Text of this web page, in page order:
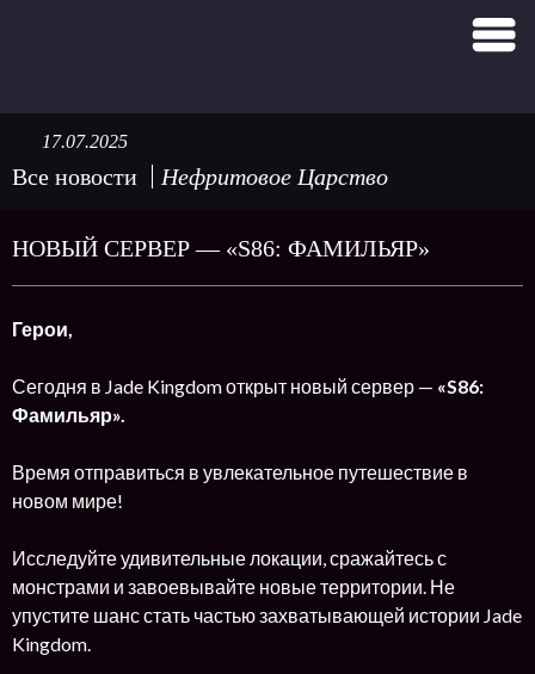
Все новости Нефритовое Царство
17.07.2025
НОВЫЙ СЕРВЕР — «S86: ФАМИЛЬЯР»
Герои,
Сегодня в Jade Kingdom открыт новый сервер — «S86:
Фамильяр».
Время отправиться в увлекательное путешествие в
новом мире!
Исследуйте удивительные локации, сражайтесь с
монстрами и завоевывайте новые территории. Не
упустите шанс стать частью захватывающей истории Jade
Kingdom.